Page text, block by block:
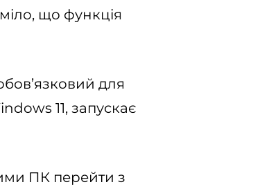
що функція
для
11, запускає
ПК перейти з